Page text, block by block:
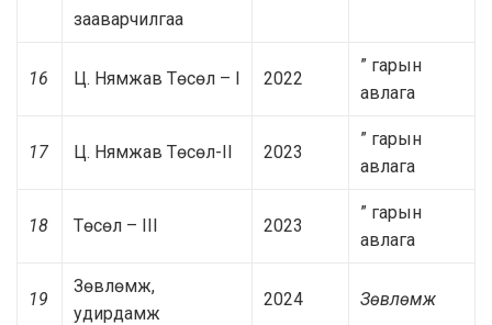
зааварчилгаа
16 Ц. Нямжав Төсөл – I 2022
” гарын
авлага
17 Ц. Нямжав Төсөл-II 2023
” гарын
авлага
18 Төсөл – III 2023
” гарын
авлага
19
Зөвлөмж,
удирдамж
2024 Зөвлөмж